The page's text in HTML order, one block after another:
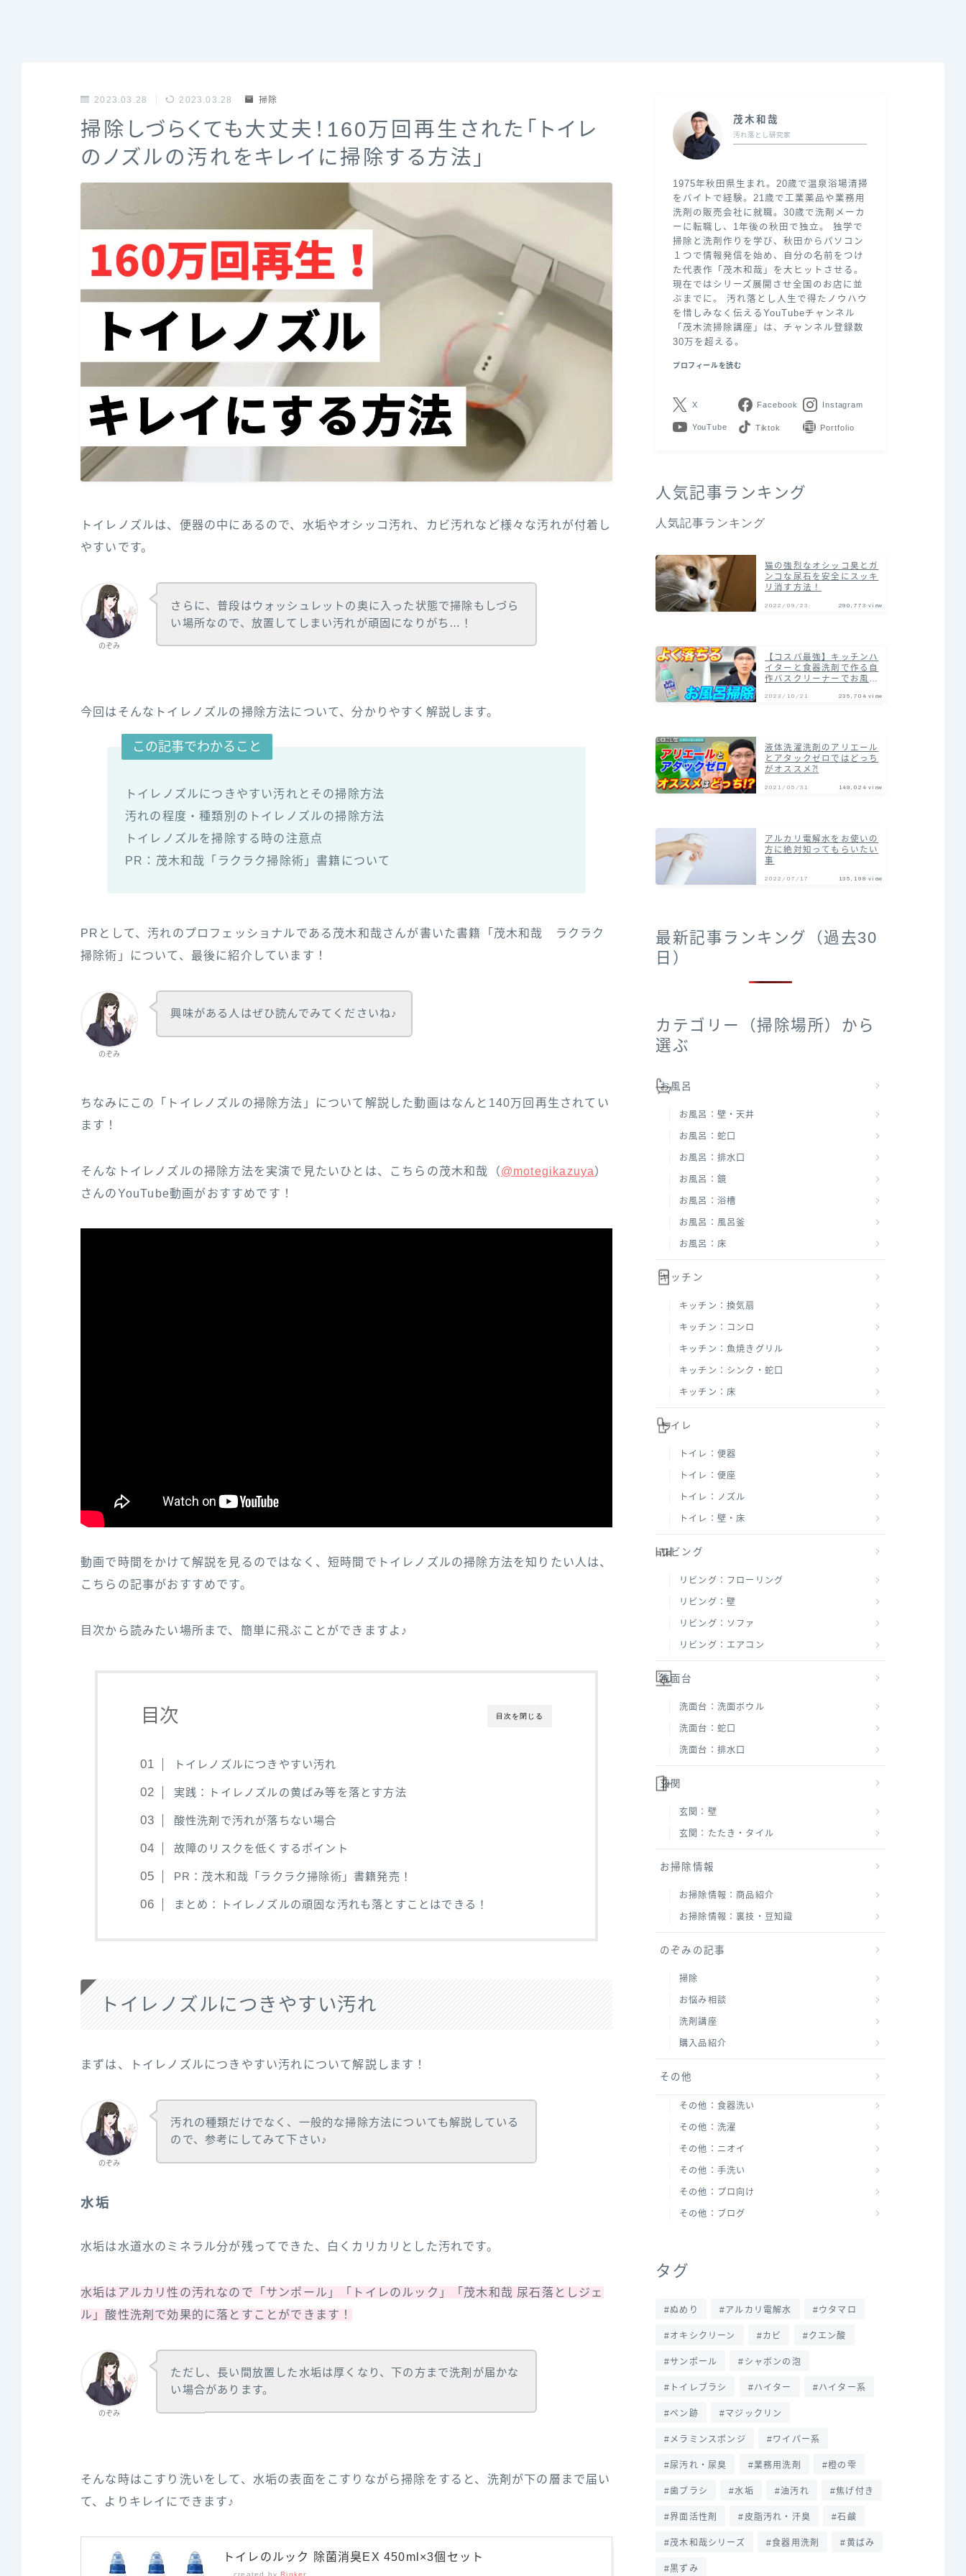
2023.03.28 2023.03.28 掃除
掃除しづらくても大丈夫！160万回再生された「トイレ
のノズルの汚れをキレイに掃除する方法」
トイレノズルは、便器の中にあるので、水垢やオシッコ汚れ、カビ汚れなど様々な汚れが付着し
やすいです。
のぞみ
さらに、普段はウォッシュレットの奥に入った状態で掃除もしづら
い場所なので、放置してしまい汚れが頑固になりがち…！
今回はそんなトイレノズルの掃除方法について、分かりやすく解説します。
この記事でわかること
トイレノズルにつきやすい汚れとその掃除方法
汚れの程度・種類別のトイレノズルの掃除方法
トイレノズルを掃除する時の注意点
PR：茂木和哉「ラクラク掃除術」書籍について
PRとして、汚れのプロフェッショナルである茂木和哉さんが書いた書籍「茂木和哉 ラクラク
掃除術」について、最後に紹介しています！
のぞみ
興味がある人はぜひ読んでみてくださいね♪
ちなみにこの「トイレノズルの掃除方法」について解説した動画はなんと140万回再生されてい
ます！
そんなトイレノズルの掃除方法を実演で見たいひとは、こ‌ち‌ら‌の‌茂‌木‌和‌哉‌（‌‌@motegikazuya‌‌）‌
さ‌ん‌の‌YouTube‌動画がおすすめです！
動画で時間をかけて解説を見るのではなく、短時間でトイレノズルの掃除方法を知りたい人は、
こちらの記事がおすすめです。
目次から読みたい場所まで、簡単に飛ぶことができますよ♪
目次を閉じる
目次
トイレノズルにつきやすい汚れ
実践：トイレノズルの黄ばみ等を落とす方法
酸性洗剤で汚れが落ちない場合
故障のリスクを低くするポイント
PR：茂木和哉「ラクラク掃除術」書籍発売！
まとめ：トイレノズルの頑固な汚れも落とすことはできる！
トイレノズルにつきやすい汚れ
まずは、トイレノズルにつきやすい汚れについて解説します！
のぞみ
汚れの種類だけでなく、一般的な掃除方法についても解説している
ので、参考にしてみて下さい♪
水垢
水垢は水道水のミネラル分が残ってできた、白くカリカリとした汚れです。
水垢はアルカリ性の汚れなので「サンポール」「トイレのルック」「茂木和哉 尿石落としジェ
ル」酸性洗剤で効果的に落とすことができます！
のぞみ
ただし、長い間放置した水垢は厚くなり、下の方まで洗剤が届かな
い場合があります。
そんな時はこすり洗いをして、水垢の表面をこすりながら掃除をすると、洗剤が下の層まで届い
て、よりキレイにできます♪
トイレのルック 除菌消臭EX 450ml×3個セット
created byRinker
茂木和哉
汚れ落とし研究家
1975年秋田県生まれ。20歳で温泉浴場清掃
をバイトで経験。21歳で工業薬品や業務用
洗剤の販売会社に就職。30歳で洗剤メーカ
ーに転職し、1年後の秋田で独立。 独学で
掃除と洗剤作りを学び、秋田からパソコン
１つで情報発信を始め、自分の名前をつけ
た代表作「茂木和哉」を大ヒットさせる。
現在ではシリーズ展開させ全国のお店に並
ぶまでに。 汚れ落とし人生で得たノウハウ
を惜しみなく伝えるYouTubeチャンネル
「茂木流掃除講座」は、チャンネル登録数
30万を超える。
プロフィールを読む
X Facebook Instagram
YouTube LINE Contact
人気記事ランキング
人気記事ランキング
猫の強烈なオシッコ臭とガ
ンコな尿石を安全にスッキ
リ消す方法！
2022/09/23 290,773 view
【コスパ最強】キッチンハ
イターと食器洗剤で作る自
作バスクリーナーでお風呂
術！
2023/10/21 235,704 view
液体洗濯洗剤のアリエール
とアタックゼロではどっち
がオススメ⁈
2021/05/31 149,024 view
アルカリ電解水をお使いの
方に絶対知ってもらいたい
事
2022/07/17 135,198 view
最新記事ランキング（過去30
日）
カテゴリー（掃除場所）から
選ぶ
お風呂
お風呂：壁・天井
お風呂：蛇口
お風呂：排水口
お風呂：鏡
お風呂：浴槽
お風呂：風呂釜
お風呂：床
キッチン
キッチン：換気扇
キッチン：コンロ
キッチン：魚焼きグリル
キッチン：シンク・蛇口
キッチン：床
トイレ
トイレ：便器
トイレ：便座
トイレ：ノズル
トイレ：壁・床
リビング
リビング：フローリング
リビング：壁
リビング：ソファ
リビング：エアコン
洗面台
洗面台：洗面ボウル
洗面台：蛇口
洗面台：排水口
玄関
玄関：壁
玄関：たたき・タイル
お掃除情報
お掃除情報：商品紹介
お掃除情報：裏技・豆知識
のぞみの記事
掃除
お悩み相談
洗剤講座
購入品紹介
その他
その他：食器洗い
その他：洗濯
その他：ニオイ
その他：手洗い
その他：プロ向け
その他：ブログ
タグ
ぬめり アルカリ電解水 ウタマロ
オキシクリーン カビ クエン酸
サンポール シャボンの泡
トイレブラシ ハイター ハイター系
ペン跡 マジックリン
メラミンスポンジ ワイパー系
尿汚れ・尿臭 業務用洗剤 橙の雫
歯ブラシ 水垢 油汚れ 焦げ付き
界面活性剤 皮脂汚れ・汗臭 石鹸
茂木和哉シリーズ 食器用洗剤 黄ばみ
黒ずみ